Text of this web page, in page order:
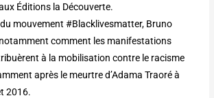
Éditions la Découverte.
mouvement #Blacklivesmatter, Bruno
comment les manifestations
à la mobilisation contre le racisme
après le meurtre d’Adama Traoré à
2016.